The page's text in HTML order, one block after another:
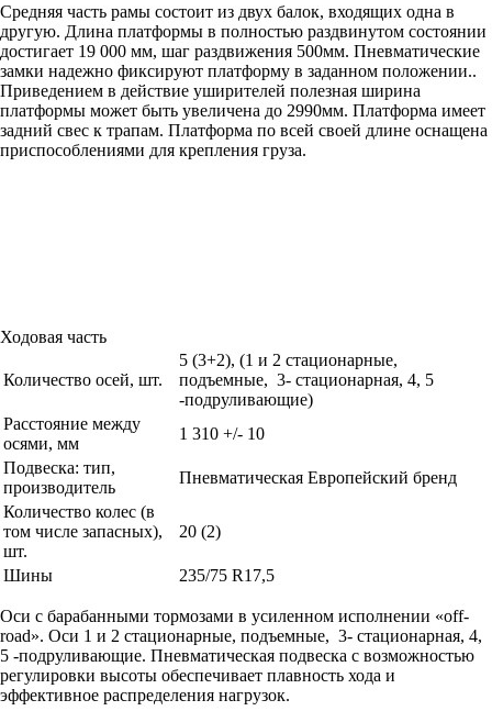
Средняя часть рамы состоит из двух балок, входящих одна в
другую. Длина платформы в полностью раздвинутом состоянии
достигает 19 000 мм, шаг раздвижения 500мм. Пневматические
замки надежно фиксируют платформу в заданном положении..
Приведением в действие уширителей полезная ширина
платформы может быть увеличена до 2990мм. Платформа имеет
задний свес к трапам. Платформа по всей своей длине оснащена
приспособлениями для крепления груза.
Ходовая часть
Количество осей, шт.
5 (3+2), (1 и 2 стационарные,
подъемные, 3- стационарная, 4, 5
-подруливающие)
Расстояние между
осями, мм
1 310 +/- 10
Подвеска: тип,
производитель
Пневматическая Европейский бренд
Количество колес (в
том числе запасных),
шт.
20 (2)
Шины 235/75 R17,5
Оси с барабанными тормозами в усиленном исполнении «off-
road». Оси 1 и 2 стационарные, подъемные, 3- стационарная, 4,
5 -подруливающие. Пневматическая подвеска с возможностью
регулировки высоты обеспечивает плавность хода и
эффективное распределения нагрузок.